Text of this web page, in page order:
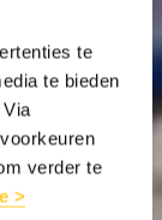
te
te bieden
verder te
>